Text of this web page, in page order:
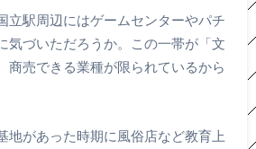
立駅周辺にはゲームセンターやパチ
気づいただろうか。この一帯が「文
商売できる業種が限られているから
地があった時期に風俗店など教育上